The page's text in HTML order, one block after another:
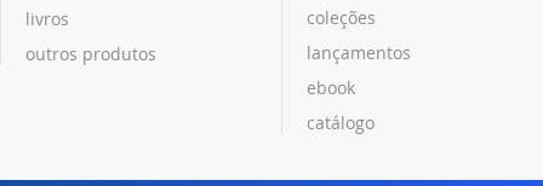
livros
outros produtos
coleções
lançamentos
ebook
catálogo